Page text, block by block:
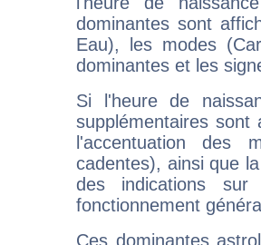
dominantes sont
Eau), les modes
dominantes et les
Si l'heure de
supplémentaires sont
l'accentuation des
cadentes), ainsi que
des indications sur
fonctionnement
Ces dominantes